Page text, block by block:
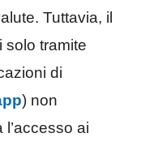
Tuttavia, il
solo tramite
di
) non
ai